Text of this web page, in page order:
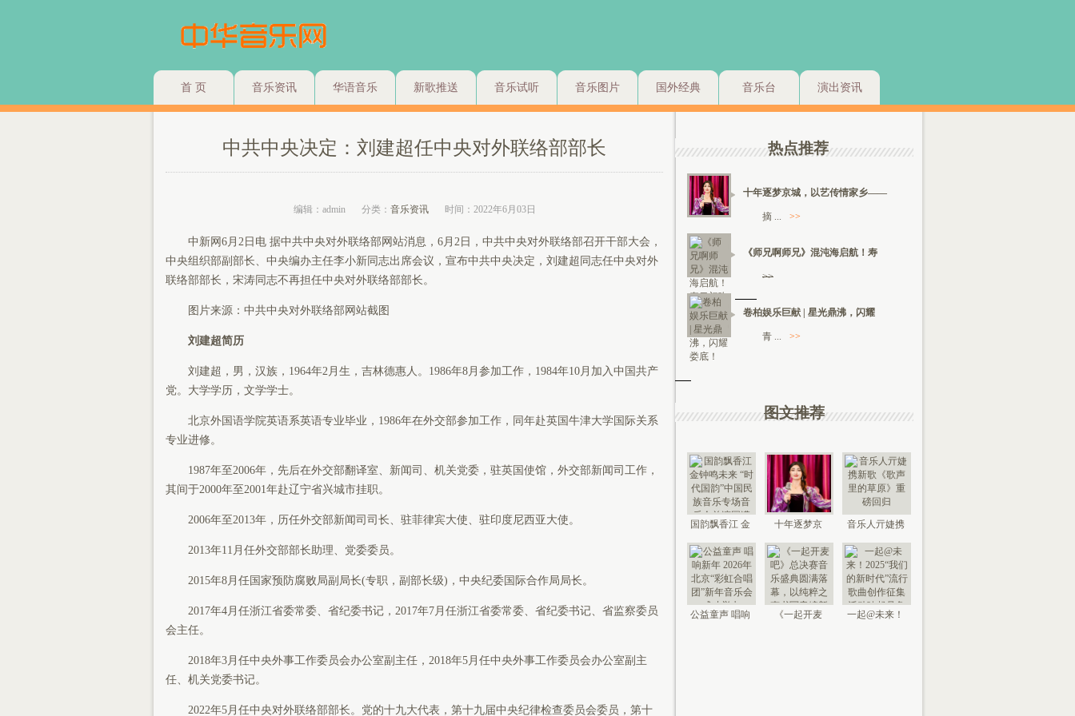
首 页 音乐资讯 华语音乐 新歌推送 音乐试听 音乐图片 国外经典 音乐台 演出资讯
中共中央决定：刘建超任中央对外联络部部长
编辑：admin 分类： 音乐资讯 时间：2022年6月03日
中新网6月2日电 据中共中央对外联络部网站消息，6月2日，中共中央对外联络部召开干部大会，
中央组织部副部长、中央编办主任李小新同志出席会议，宣布中共中央决定，刘建超同志任中央对外
联络部部长，宋涛同志不再担任中央对外联络部部长。
图片来源：中共中央对外联络部网站截图
刘建超简历
刘建超，男，汉族，1964年2月生，吉林德惠人。1986年8月参加工作，1984年10月加入中国共产
党。大学学历，文学学士。
北京外国语学院英语系英语专业毕业，1986年在外交部参加工作，同年赴英国牛津大学国际关系
专业进修。
1987年至2006年，先后在外交部翻译室、新闻司、机关党委，驻英国使馆，外交部新闻司工作，
其间于2000年至2001年赴辽宁省兴城市挂职。
2006年至2013年，历任外交部新闻司司长、驻菲律宾大使、驻印度尼西亚大使。
2013年11月任外交部部长助理、党委委员。
2015年8月任国家预防腐败局副局长(专职，副部长级)，中央纪委国际合作局局长。
2017年4月任浙江省委常委、省纪委书记，2017年7月任浙江省委常委、省纪委书记、省监察委员
会主任。
2018年3月任中央外事工作委员会办公室副主任，2018年5月任中央外事工作委员会办公室副主
任、机关党委书记。
2022年5月任中央对外联络部部长。党的十九大代表，第十九届中央纪律检查委员会委员，第十
热点推荐
十年逐梦京城，以艺传情家乡——
摘 ... >>
《师兄啊师兄》混沌海启航！寿
>>
卷柏娱乐巨献 | 星光鼎沸，闪耀
青 ... >>
图文推荐
国韵飘香江 金
钟鸣未来 “时代
国
十年逐梦京
城，以艺传情
家乡——
音乐人亓婕携
新歌《歌声里
的草
公益童声 唱响
《一起开麦
一起@未来！